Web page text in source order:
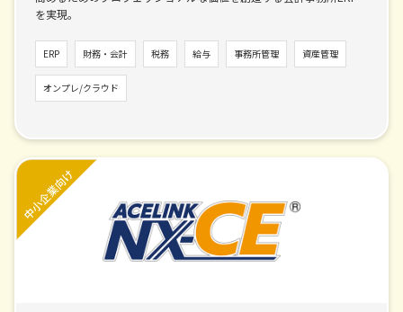
を実現。
ERP 財務・会計 税務 給与 事務所管理 資産管理
オンプレ/クラウド